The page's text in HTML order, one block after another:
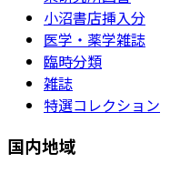
小沼書店挿入分
医学・薬学雑誌
臨時分類
雑誌
特選コレクション
国内地域